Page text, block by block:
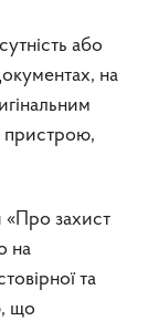
або
на
пристрою,
«Про захист
на
та
що